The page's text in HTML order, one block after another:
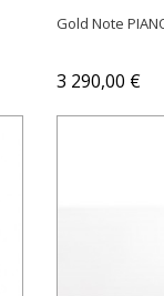
Gold Note
3 290,00 €